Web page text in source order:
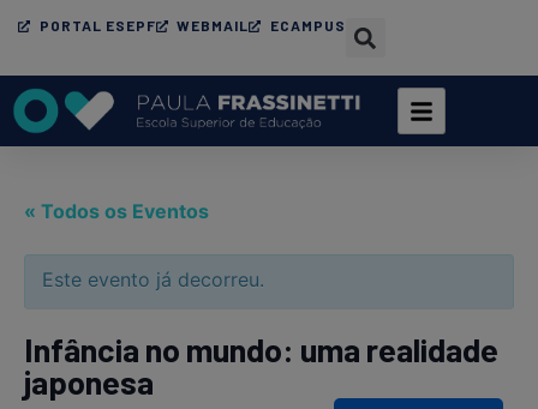
PORTAL ESEPF WEBMAIL ECAMPUS
« Todos os Eventos
Este evento já decorreu.
Infância no mundo: uma realidade
japonesa